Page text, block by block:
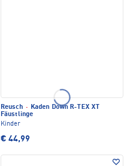
Reusch · Kaden Down R-TEX XT
Fäustlinge
Kinder
€ 44,99